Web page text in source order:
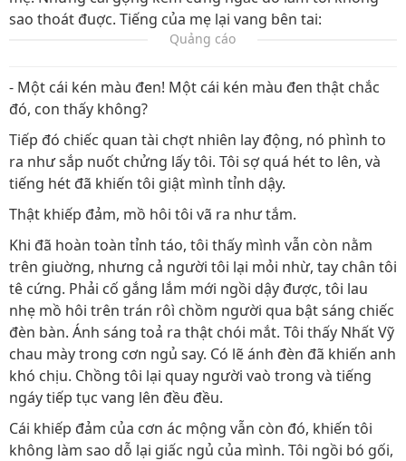
sao thoát đuợc. Tiếng của mẹ lại vang bên tai:
Quảng cáo
- Một cái kén màu đen! Một cái kén màu đen thật chắc
đó, con thấy không?
Tiếp đó chiếc quan tài chợt nhiên lay động, nó phình to
ra như sắp nuốt chửng lấy tôi. Tôi sợ quá hét to lên, và
tiếng hét đã khiến tôi giật mình tỉnh dậy.
Thật khiếp đảm, mồ hôi tôi vã ra như tắm.
Khi đã hoàn toàn tỉnh táo, tôi thấy mình vẫn còn nằm
trên giuờng, nhưng cả người tôi lại mỏi nhừ, tay chân tôi
tê cứng. Phải cố gắng lắm mới ngồi dậy được, tôi lau
nhẹ mồ hôi trên trán rôì chồm người qua bật sáng chiếc
đèn bàn. Ánh sáng toả ra thật chói mắt. Tôi thấy Nhất Vỹ
chau mày trong cơn ngủ say. Có lẽ ánh đèn đã khiến anh
khó chịu. Chồng tôi lại quay người vaò trong và tiếng
ngáy tiếp tục vang lên đều đều.
Cái khiếp đảm của cơn ác mộng vẫn còn đó, khiến tôi
không làm sao dỗ lại giấc ngủ của mình. Tôi ngồi bó gối,